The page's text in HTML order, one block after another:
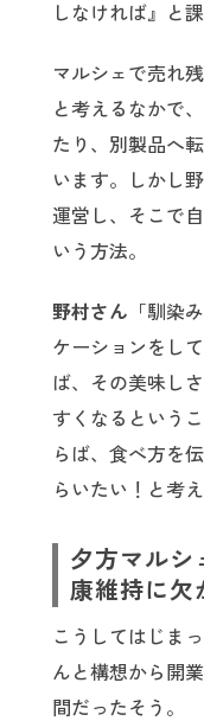
しなければ』と
マルシェで売れ
と考えるなかで
たり、別製品へ
います。しかし
運営し、そこで
いう方法。
野村さん 「馴染
ケーションをし
ば、その美味し
すくなるという
らば、食べ方を
らいたい！と考え
夕方マルシ
康維持に欠
こうしてはじま
んと構想から開
間だったそう。